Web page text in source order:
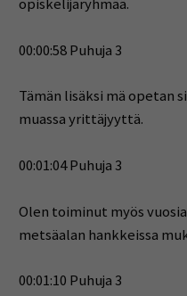
opiskelijaryhmää.
00:00:58 Puhuja 3
Tämän lisäksi mä opetan
muassa yrittäjyyttä.
00:01:04 Puhuja 3
Olen toiminut myös
metsäalan hankkeissa
00:01:10 Puhuja 3